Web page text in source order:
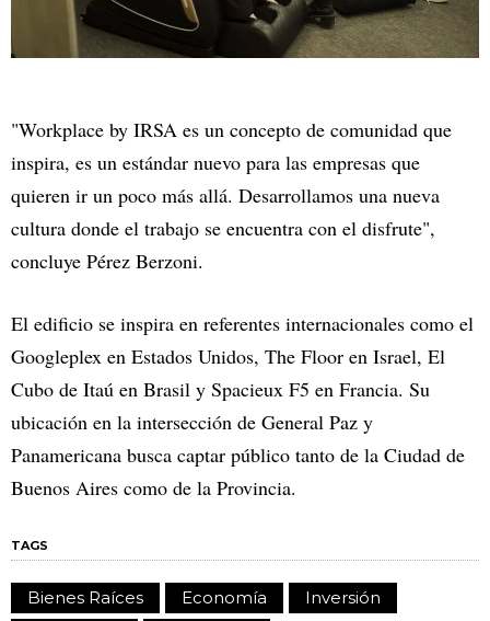
"Workplace by IRSA es un concepto de comunidad que
inspira, es un estándar nuevo para las empresas que
quieren ir un poco más allá. Desarrollamos una nueva
cultura donde el trabajo se encuentra con el disfrute",
concluye Pérez Berzoni.
El edificio se inspira en referentes internacionales como el
Googleplex en Estados Unidos, The Floor en Israel, El
Cubo de Itaú en Brasil y Spacieux F5 en Francia. Su
ubicación en la intersección de General Paz y
Panamericana busca captar público tanto de la Ciudad de
Buenos Aires como de la Provincia.
TAGS
Bienes Raíces Economía
Inversión